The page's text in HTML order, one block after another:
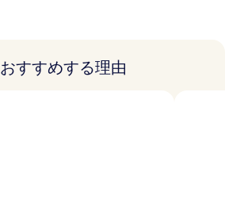
すすめする理由